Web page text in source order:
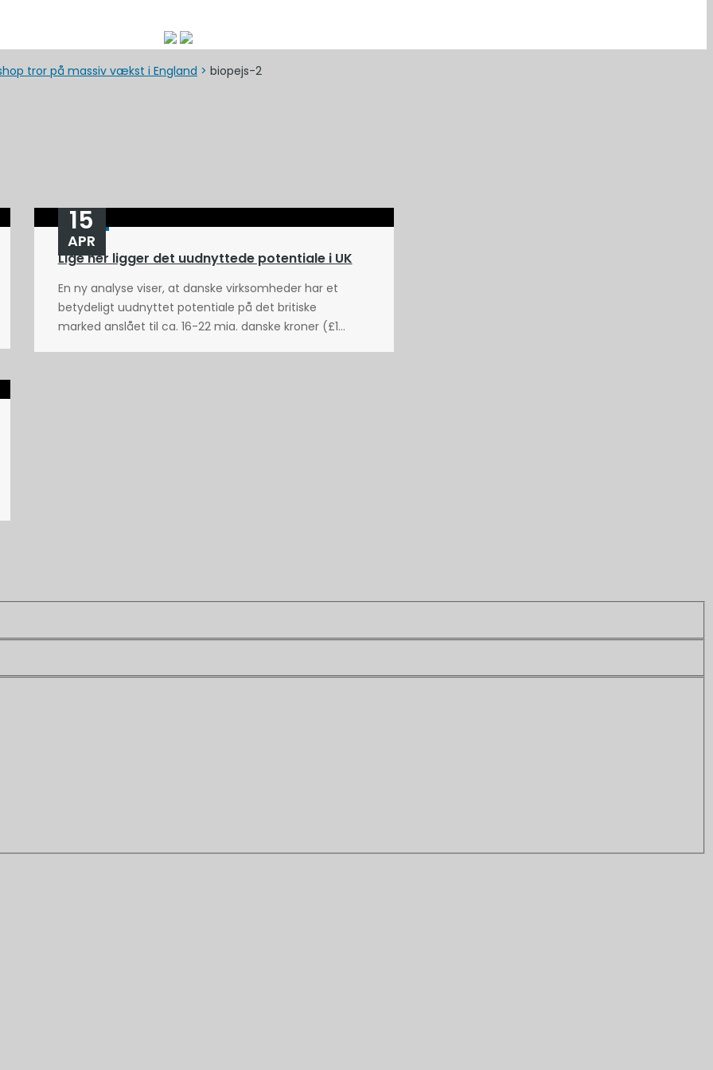
tror på massiv vækst i England > biopejs-2
Lige her ligger det uudnyttede potentiale i UK
15
APR
En ny analyse viser, at danske virksomheder har et
betydeligt uudnyttet potentiale på det britiske
marked anslået til ca. 16-22 mia. danske kroner (£1...